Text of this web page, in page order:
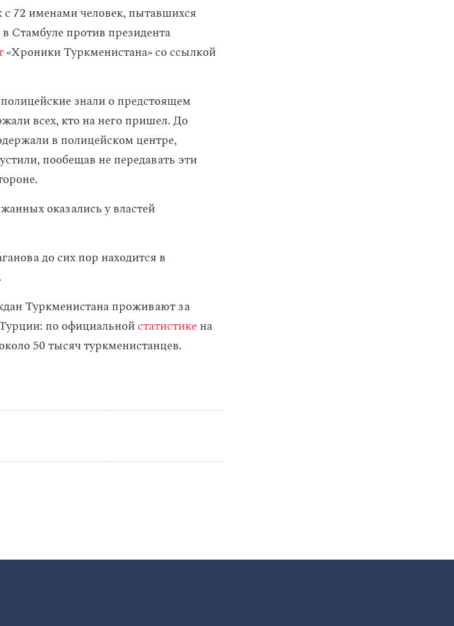
72 именами человек, пытавшихся
Стамбуле против президента
«Хроники Туркменистана» со ссылкой
знали о предстоящем
всех, кто на него пришел. До
в полицейском центре,
пообещав не передавать эти
оказались у властей
до сих пор находится в
Туркменистана проживают за
по официальнойстатистикена
50 тысяч туркменистанцев.